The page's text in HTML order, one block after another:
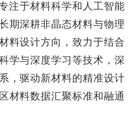
注于材料科学和人工智能
期深耕非晶态材料与物理
料设计方向，致力于结合
学与深度学习等技术，深
，驱动新材料的精准设计
材料数据汇聚标准和融通